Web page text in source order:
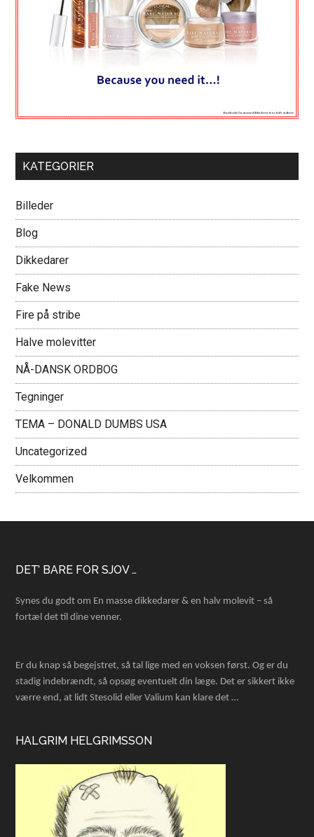
KATEGORIER
Billeder
Blog
Dikkedarer
Fake News
Fire på stribe
Halve molevitter
NÅ-DANSK ORDBOG
Tegninger
TEMA – DONALD DUMBS USA
Uncategorized
Velkommen
Footer
DET’ BARE FOR SJOV …
Synes du godt om En masse dikkedarer & en halv molevit – så
fortæl det til dine venner.
Er du knap så begejstret, så tal lige med en voksen først. Og er du
stadig indebrændt, så opsøg eventuelt din læge. Det er sikkert ikke
værre end, at lidt Stesolid eller Valium kan klare det …
HALGRIM HELGRIMSSON